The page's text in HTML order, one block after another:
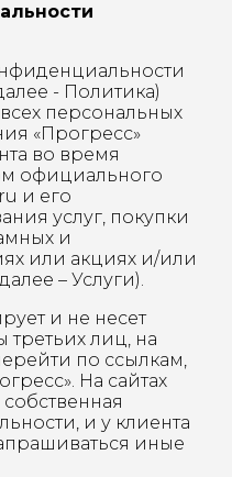
- Политика)
персональных
«Прогресс»
во время
официального
и его
услуг, покупки
и
или акциях и/или
– Услуги).
и не несет
третьих лиц, на
по ссылкам,
На сайтах
и у клиента
иные